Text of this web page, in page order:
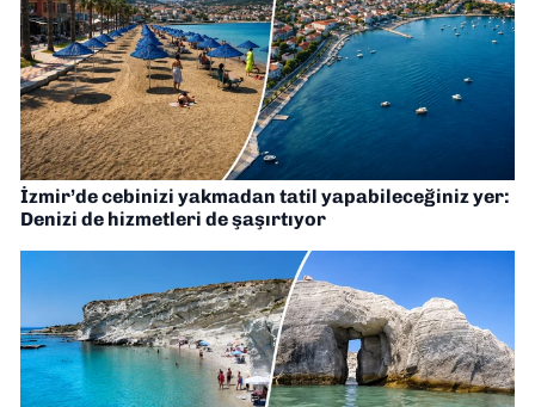
İzmir’de cebinizi yakmadan tatil yapabileceğiniz yer:
Denizi de hizmetleri de şaşırtıyor